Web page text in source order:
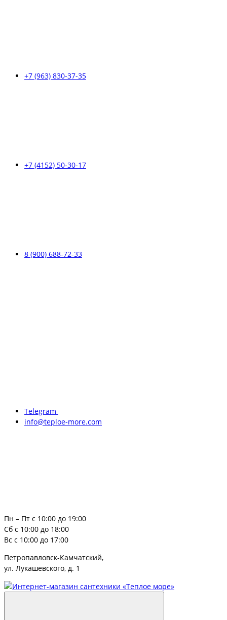
+7 (963) 830-37-35
+7 (4152) 50-30-17
8 (900) 688-72-33
Telegram
info@teploe-more.com
Пн – Пт с 10:00 до 19:00
Сб с 10:00 до 18:00
Вс с 10:00 до 17:00
Петропавловск-Камчатский,
ул. Лукашевского, д. 1